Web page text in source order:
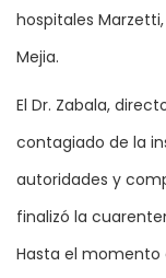
hospitales
Mejia.
El Dr. Zabala,
contagiado de la
autoridades y
finalizó la
Hasta el momento